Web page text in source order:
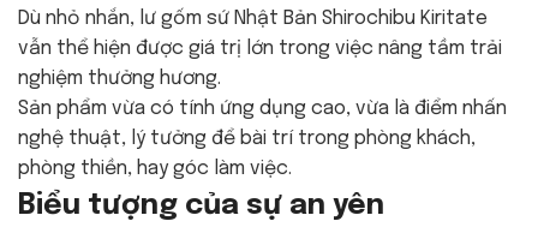
Dù nhỏ nhắn, lư gốm sứ Nhật Bản Shirochibu Kiritate
vẫn thể hiện được giá trị lớn trong việc nâng tầm trải
nghiệm thưởng hương.
Sản phẩm vừa có tính ứng dụng cao, vừa là điểm nhấn
nghệ thuật, lý tưởng để bài trí trong phòng khách,
phòng thiền, hay góc làm việc.
Biểu tượng của sự an yên